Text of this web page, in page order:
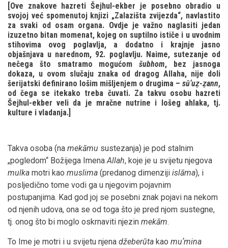
[Ove znakove hazreti Šejhul-ekber je posebno obradio u
svojoj već spomenutoj knjizi „Zalazišta zvijezda“, navlastito
za svaki od osam organa. Ovdje je važno naglasiti jedan
izuzetno bitan momenat, kojeg on suptilno ističe i u uvodnim
stihovima ovog poglavlja, a dodatno i krajnje jasno
objašnjava u narednom, 92. poglavlju. Naime, sutezanje od
nečega što smatramo mogućomšubhom, bez jasnoga
dokaza, u ovom slučaju znaka od dragog Allaha, nije doli
šerijatski definirano lošim mišljenjem o drugima – sūʼuẓ-ẓann,
od čega se itekako treba čuvati. Za takvu osobu hazreti
Šejhul-ekber veli da je mračne nutrine i lošeg ahlaka, tj.
kulture i vladanja.]
Takva osoba (na mekāmu sustezanja) je pod stalnim
„pogledom“ Božijega Imena Allah, koje je u svijetu njegova
mulka motri kao muslima (predanog dimenziji islāma), i
posljedično tome vodi ga u njegovim pojavnim
postupanjima. Kad god joj se posebni znak pojavi na nekom
od njenih udova, ona se od toga što je pred njom sustegne,
tj. onog što bi moglo oskrnaviti njezin mekām.
To Ime je motri i u svijetu njena džeberūta kao muʼmina